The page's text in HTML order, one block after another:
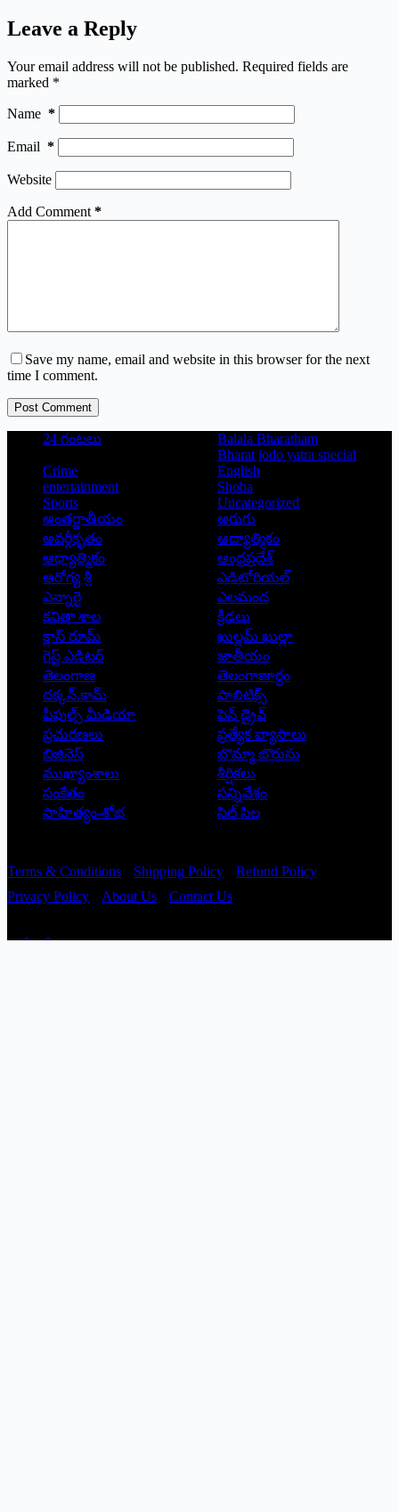
Leave a Reply
Your email address will not be published. Required fields are
marked *
Name *
Email *
Website
Add Comment *
Save my name, email and website in this browser for the next
time I comment.
Post Comment
24 గంటలు
Balala Bharatham
Bharat jodo yatra special
Crime
English
entertainment
Shoba
Sports
Uncategorized
అంతర్జాతీయం
అరుగు
అవర్గీకృతం
ఆద్యాత్మికం
ఆధ్యాత్మికం
ఆంధ్రప్రదేశ్
ఆరోగ్య శ్రీ
ఎడిటోరియల్
ఎన్నారై
ఎలమంద
కవితా శాల
క్రీడలు
క్లాస్ రూమ్
ఖుల్లమ్ ఖుల్లా
గెస్ట్ ఎడిటర్
జాతీయం
తెలంగాణ
తెలంగాణార్థం
దక్కన్.కామ్
పాలిటిక్స్
పీపుల్స్ ‌మీడియా
పెన్ డ్రైవ్
ప్రచురణలు
ప్రత్యేక వ్యాసాలు
బిజినెస్
బొమ్మా బొరుసు
ముఖ్యాంశాలు
శీర్షికలు
సంకేతం
సన్నివేశం
సాహిత్యం-శోభ
సిల్ సిల
Terms & Conditions Shipping Policy
Refund Policy
Privacy Policy
About Us Contact Us